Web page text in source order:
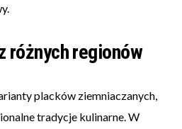
różnych regionów
placków ziemniaczanych,
tradycje kulinarne. W